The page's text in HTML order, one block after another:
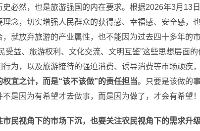
史必然，也是旅游强国的内在要求。根据2026年3月
念，切实增强人民群众的获得感、幸福感、安全感，也
就放弃旅游的产业属性，也不能因为过去四十多年的
受益、旅游权利、文化交流、文明互鉴”这些思想层
为，以及旅游接待的强迫消费、诱导消费等市场顽疾
权宜之计，而是“该不该做”的责任担当。只要是该做的
是因为有希望才去做事，而是因为做了，才会有希望！
民视角下的市场下沉，也要关注农民视角下的需求升级